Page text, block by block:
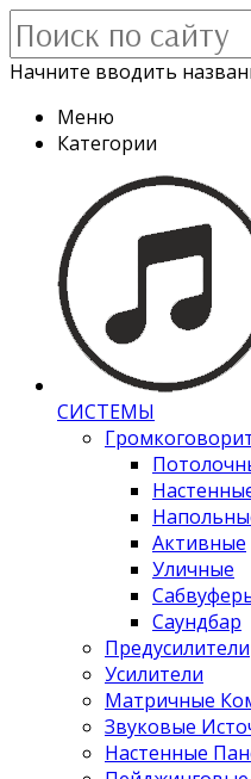
Начните вводить
Меню
Категории
СИСТЕМЫ
Активные
Уличные
Саундбар
Предусилители
Усилители
Матричные
Звуковые
Настенные